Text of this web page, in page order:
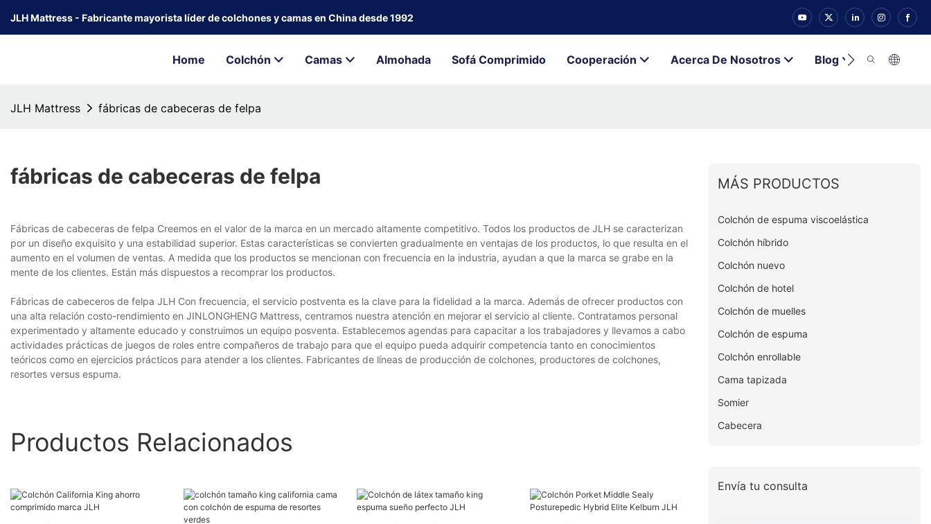
JLH Mattress - Fabricante mayorista líder de colchones y camas en China desde 1992
Home Colchón Camas Almohada Sofá Comprimido Cooperación Acerca De Nosotros Blog Contacto
JLH Mattress fábricas de cabeceras de felpa
fábricas de cabeceras de felpa
Fábricas de cabeceras de felpa Creemos en el valor de la marca en un mercado altamente competitivo. Todos los productos de JLH se caracterizan
por un diseño exquisito y una estabilidad superior. Estas características se convierten gradualmente en ventajas de los productos, lo que resulta en el
aumento en el volumen de ventas. A medida que los productos se mencionan con frecuencia en la industria, ayudan a que la marca se grabe en la
mente de los clientes. Están más dispuestos a recomprar los productos.
Fábricas de cabeceros de felpa JLH Con frecuencia, el servicio postventa es la clave para la fidelidad a la marca. Además de ofrecer productos con
una alta relación costo-rendimiento en JINLONGHENG Mattress, centramos nuestra atención en mejorar el servicio al cliente. Contratamos personal
experimentado y altamente educado y construimos un equipo posventa. Establecemos agendas para capacitar a los trabajadores y llevamos a cabo
actividades prácticas de juegos de roles entre compañeros de trabajo para que el equipo pueda adquirir competencia tanto en conocimientos
teóricos como en ejercicios prácticos para atender a los clientes. Fabricantes de líneas de producción de colchones, productores de colchones,
resortes versus espuma.
Productos Relacionados
MÁS PRODUCTOS
Colchón de espuma viscoelástica
Colchón híbrido
Colchón nuevo
Colchón de hotel
Colchón de muelles
Colchón de espuma
Colchón enrollable
Cama tapizada
Somier
Cabecera
Envía tu consulta